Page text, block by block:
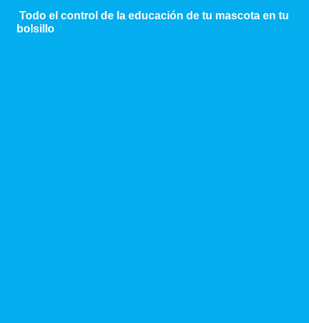
Todo el control de la educación de tu mascota en tu
bolsillo